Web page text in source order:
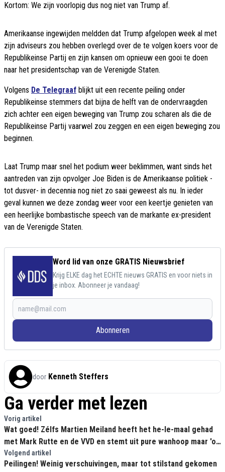
Kortom: We zijn voorlopig dus nog niet van Trump af.
Amerikaanse ingewijden meldden dat Trump afgelopen week al met
zijn adviseurs zou hebben overlegd over de te volgen koers voor de
Republikeinse Partij en zijn kansen om opnieuw een gooi te doen
naar het presidentschap van de Verenigde Staten.
Volgens De Telegraaf blijkt uit een recente peiling onder
Republikeinse stemmers dat bijna de helft van de ondervraagden
zich achter een eigen beweging van Trump zou scharen als die de
Republikeinse Partij vaarwel zou zeggen en een eigen beweging zou
beginnen.
Laat Trump maar snel het podium weer beklimmen, want sinds het
aantreden van zijn opvolger Joe Biden is de Amerikaanse politiek -
tot dusver- in decennia nog niet zo saai geweest als nu. In ieder
geval kunnen we deze zondag weer voor een keertje genieten van
een heerlijke bombastische speech van de markante ex-president
van de Verenigde Staten.
Word lid van onze GRATIS Nieuwsbrief
Krijg ELKE dag het ECHTE nieuws GRATIS en voor niets in
je inbox. Abonneer je vandaag!
Abonneren
door Kenneth Steffers
Ga verder met lezen
Vorig artikel
Wat goed! Zélfs Martien Meiland heeft het he-le-maal gehad
met Mark Rutte en de VVD en stemt uit pure wanhoop maar 'op
de dieren'
Volgend artikel
Peilingen! Weinig verschuivingen, maar tot stilstand gekomen